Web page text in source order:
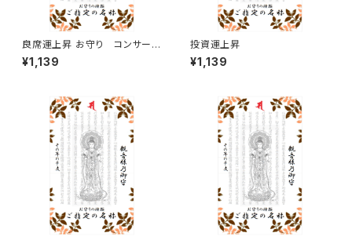
良席運上昇 お守り コンサー
ト。ライブ、ファンサークル、ファ
ンミーティングなどで良席をゲッ
¥1,139
投資運上昇
¥1,139